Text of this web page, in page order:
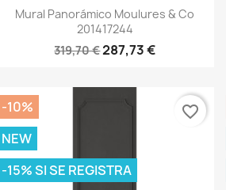
Vista rápida
Mural Panorámico Moulures & Co
201417244
319,70 €287,73 €
-10%
NEW
-15% SI SE REGISTRA
favorite_border